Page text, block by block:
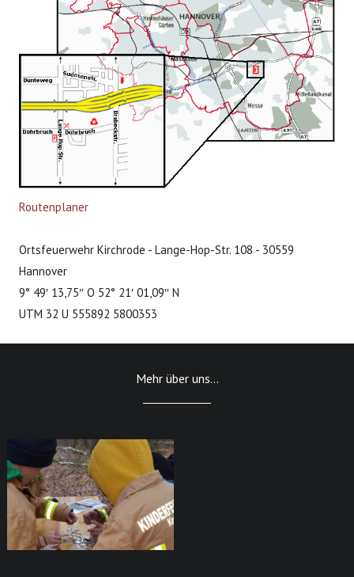
Routenplaner
Ortsfeuerwehr Kirchrode - Lange-Hop-Str. 108 - 30559
Hannover
9° 49′ 13,75″ O 52° 21′ 01,09″ N
UTM 32 U 555892 5800353
Mehr über uns...